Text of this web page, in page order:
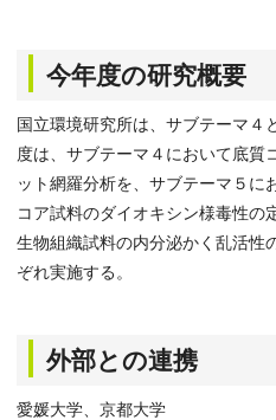
今年度の研究概要
国立環境研究所は、サブテーマ４
度は、サブテーマ４において底質
ット網羅分析を、サブテーマ５に
コア試料のダイオキシン様毒性の
生物組織試料の内分泌かく乱活性
ぞれ実施する。
外部との連携
愛媛大学、京都大学